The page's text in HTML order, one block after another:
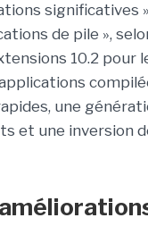
significatives
de pile »,
10.2
une
et une inversion